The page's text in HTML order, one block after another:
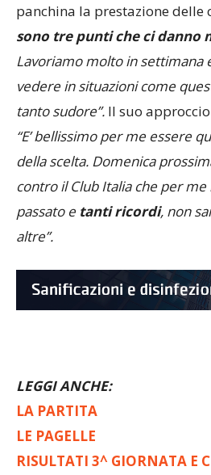
panchina la prestazione delle
sono tre punti che ci danno
Lavoriamo molto in settimana
vedere in situazioni come
tanto sudore”. Il suo approccio
“E’ bellissimo per me essere
della scelta. Domenica
contro il Club Italia che per
passato e tanti ricordi, non
altre”.
LEGGI ANCHE:
LA PARTITA
LE PAGELLE
RISULTATI 3^ GIORNATA E